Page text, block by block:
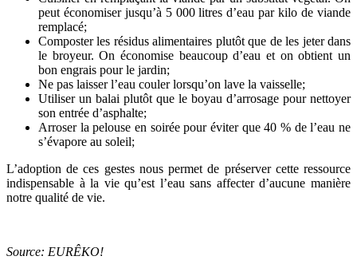
peut économiser jusqu’à 5 000 litres d’eau par kilo de viande
remplacé;
Composter les résidus alimentaires plutôt que de les jeter dans
le broyeur. On économise beaucoup d’eau et on obtient un
bon engrais pour le jardin;
Ne pas laisser l’eau couler lorsqu’on lave la vaisselle;
Utiliser un balai plutôt que le boyau d’arrosage pour nettoyer
son entrée d’asphalte;
Arroser la pelouse en soirée pour éviter que 40 % de l’eau ne
s’évapore au soleil;
L’adoption de ces gestes nous permet de préserver cette ressource
indispensable à la vie qu’est l’eau sans affecter d’aucune manière
notre qualité de vie.
Source: EURÊKO!